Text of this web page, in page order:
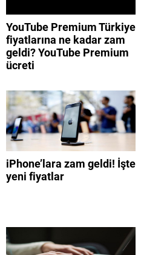
YouTube Premium Türkiye
fiyatlarına ne kadar zam
geldi? YouTube Premium
ücreti
iPhone’lara zam geldi! İşte
yeni fiyatlar